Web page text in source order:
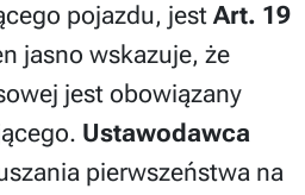
pojazdu, jest Art. 19
jasno wskazuje, że
jest obowiązany
Ustawodawca
pierwszeństwa na